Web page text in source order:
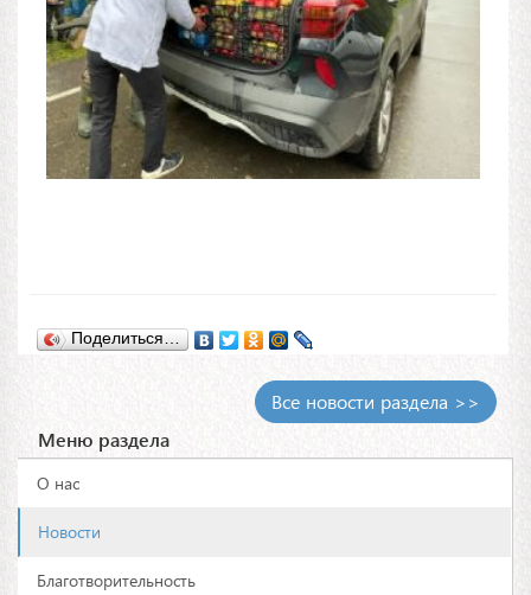
Поделиться…
Все новости раздела >>
Меню раздела
О нас
Новости
Благотворительность